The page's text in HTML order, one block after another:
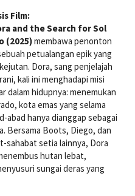
Film:
and the Search for Sol
(2025)membawa penonton
petualangan epik yang
Dora, sang penjelajah
kali ini menghadapi misi
dalam hidupnya: menemukan
kota emas yang selama
abad hanya dianggap sebagai
Bersama Boots, Diego, dan
sahabat setia lainnya, Dora
hutan lebat,
sungai deras yang